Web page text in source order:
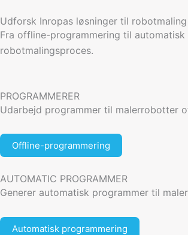
Udforsk Inropas løsninger til robotmaling
Fra offline-programmering til
robotmalingsproces.
PROGRAMMERER
Udarbejd programmer til malerrobotter
Offline-programmering
AUTOMATIC PROGRAMMER
Generer automatisk programmer til
Automatisk programmering